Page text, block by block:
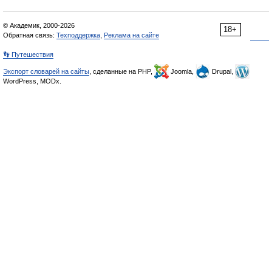
18+
© Академик, 2000-2026
Обратная связь: Техподдержка Реклама на сайте
👣 Путешествия
Экспорт словарей на сайты , сделанные на PHP, Joomla,
Drupal,
WordPress, MODx.